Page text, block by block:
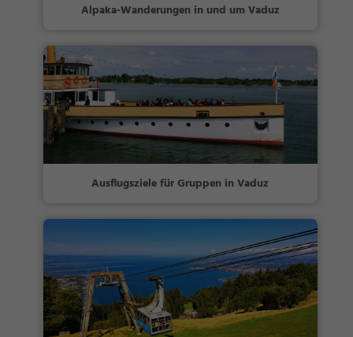
Alpaka-Wanderungen in und um Vaduz
Ausflugsziele für Gruppen in Vaduz